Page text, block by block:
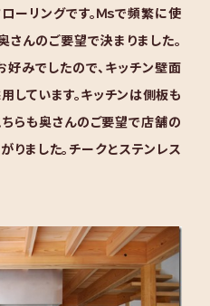
ーリングです。Ｍｓで頻繁に使
んのご要望で決まりました。
みでしたので、キッチン壁面
しています。キッチンは側板も
らも奥さんのご要望で店舗の
ました。チークとステンレス